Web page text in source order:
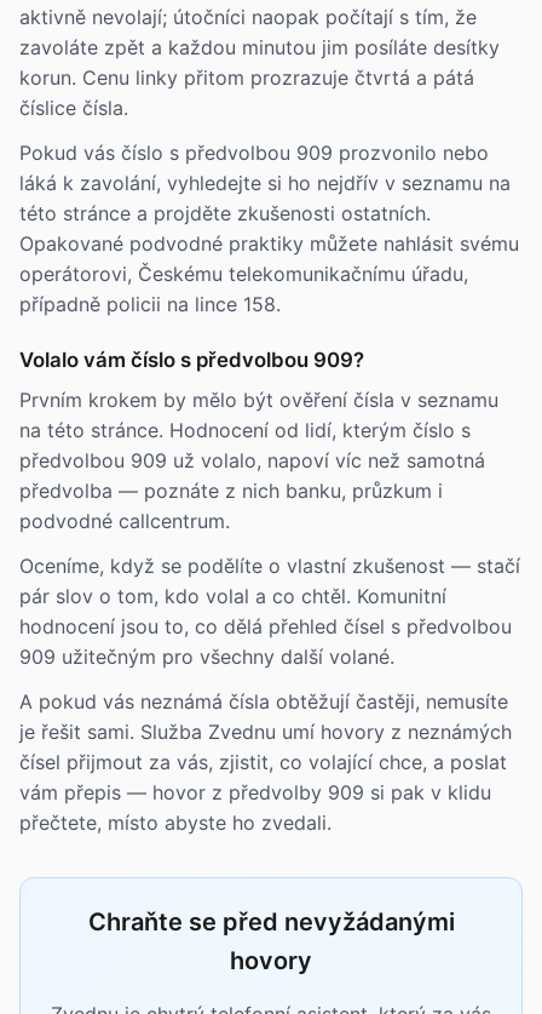
aktivně nevolají; útočníci naopak počítají s tím, že
zavoláte zpět a každou minutou jim posíláte desítky
korun. Cenu linky přitom prozrazuje čtvrtá a pátá
číslice čísla.
Pokud vás číslo s předvolbou 909 prozvonilo nebo
láká k zavolání, vyhledejte si ho nejdřív v seznamu na
této stránce a projděte zkušenosti ostatních.
Opakované podvodné praktiky můžete nahlásit svému
operátorovi, Českému telekomunikačnímu úřadu,
případně policii na lince 158.
Volalo vám číslo s předvolbou 909?
Prvním krokem by mělo být ověření čísla v seznamu
na této stránce. Hodnocení od lidí, kterým číslo s
předvolbou 909 už volalo, napoví víc než samotná
předvolba — poznáte z nich banku, průzkum i
podvodné callcentrum.
Oceníme, když se podělíte o vlastní zkušenost — stačí
pár slov o tom, kdo volal a co chtěl. Komunitní
hodnocení jsou to, co dělá přehled čísel s předvolbou
909 užitečným pro všechny další volané.
A pokud vás neznámá čísla obtěžují častěji, nemusíte
je řešit sami. Služba Zvednu umí hovory z neznámých
čísel přijmout za vás, zjistit, co volající chce, a poslat
vám přepis — hovor z předvolby 909 si pak v klidu
přečtete, místo abyste ho zvedali.
Chraňte se před nevyžádanými
hovory